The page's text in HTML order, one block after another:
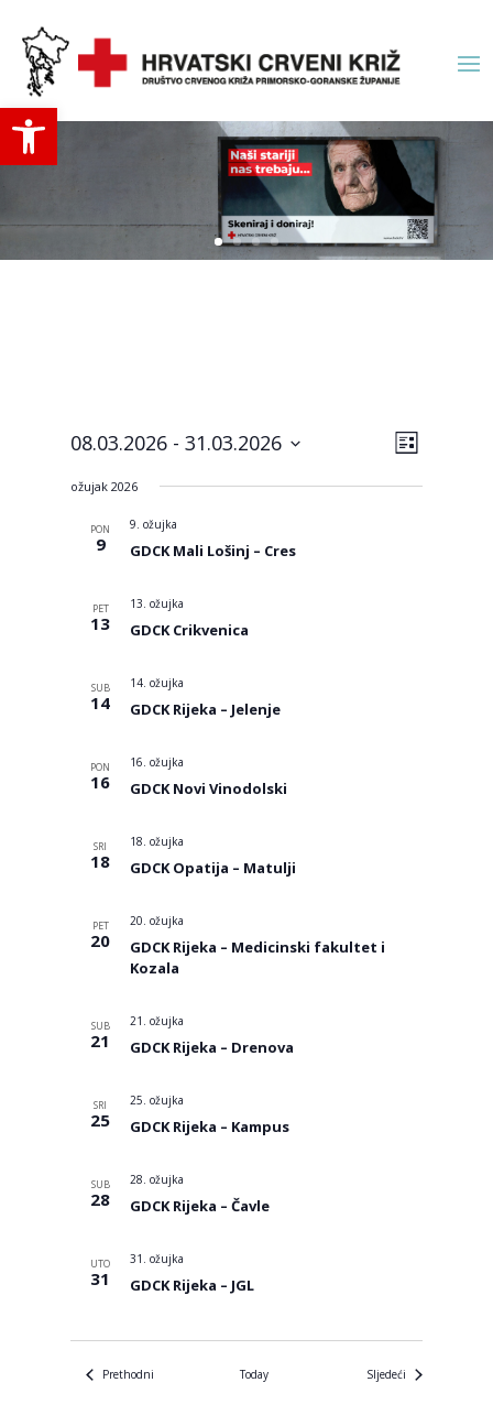
Open toolbar
List
08.03.2026 - 31.03.2026
datum.
ožujak 2026
PON
9
9. ožujka
GDCK Mali Lošinj – Cres
PET
13
13. ožujka
GDCK Crikvenica
SUB
14
14. ožujka
GDCK Rijeka – Jelenje
PON
16
16. ožujka
GDCK Novi Vinodolski
SRI
18
18. ožujka
GDCK Opatija – Matulji
PET
20
20. ožujka
GDCK Rijeka – Medicinski fakultet i
Kozala
SUB
21
21. ožujka
GDCK Rijeka – Drenova
SRI
25
25. ožujka
GDCK Rijeka – Kampus
SUB
28
28. ožujka
GDCK Rijeka – Čavle
UTO
31
31. ožujka
GDCK Rijeka – JGL
Prethodni Today SljedećiDogađanja